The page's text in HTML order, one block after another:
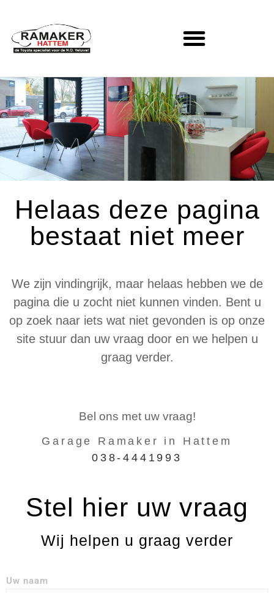
Helaas deze pagina
bestaat niet meer
We zijn vindingrijk, maar helaas hebben we de
pagina die u zocht niet kunnen vinden. Bent u
op zoek naar iets wat niet gevonden is op onze
site stuur dan uw vraag door en we helpen u
graag verder.
Bel ons met uw vraag!
Garage Ramaker in Hattem
038-4441993
Stel hier uw vraag
Wij helpen u graag verder
Uw naam